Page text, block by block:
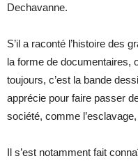
Dechavanne.
S’il a raconté l’histoire des
la forme de documentaires,
toujours, c’est la bande
apprécie pour faire passer
société, comme
Il s’est notamment fait